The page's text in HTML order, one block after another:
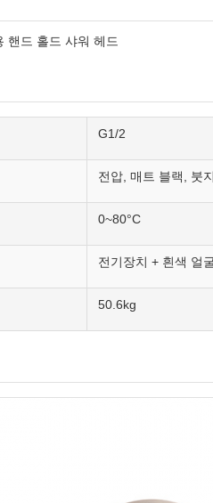
핸드 홀드 샤워 헤드
G1/2
전압, 매트 블랙, 붓
0~80°C
전기장치 + 흰색 얼
50.6kg